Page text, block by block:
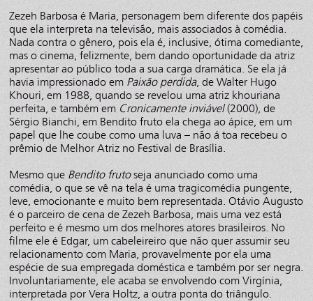
Zezeh Barbosa é Maria, personagem bem diferente dos papéis
que ela interpreta na televisão, mais associados à comédia.
Nada contra o gênero, pois ela é, inclusive, ótima comediante,
mas o cinema, felizmente, bem dando oportunidade da atriz
apresentar ao público toda a sua carga dramática. Se ela já
havia impressionado em Paixão perdida, de Walter Hugo
Khouri, em 1988, quando se revelou uma atriz khouriana
perfeita, e também em Cronicamente inviável(2000), de
Sérgio Bianchi, em Bendito fruto ela chega ao ápice, em um
papel que lhe coube como uma luva – não á toa recebeu o
prêmio de Melhor Atriz no Festival de Brasília.
Mesmo queBendito frutoseja anunciado como uma
comédia, o que se vê na tela é uma tragicomédia pungente,
leve, emocionante e muito bem representada. Otávio Augusto
é o parceiro de cena de Zezeh Barbosa, mais uma vez está
perfeito e é mesmo um dos melhores atores brasileiros. No
filme ele é Edgar, um cabeleireiro que não quer assumir seu
relacionamento com Maria, provavelmente por ela uma
espécie de sua empregada doméstica e também por ser negra.
Involuntariamente, ele acaba se envolvendo com Virgínia,
interpretada por Vera Holtz, a outra ponta do triângulo.